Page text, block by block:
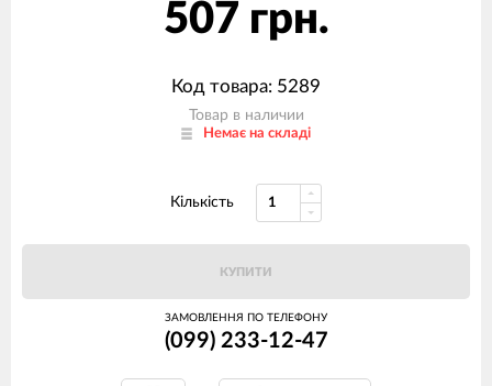
507 грн.
Код товара: 5289
Товар в наличии
Немає на складі
Кількість
КУПИТИ
ЗАМОВЛЕННЯ ПО ТЕЛЕФОНУ
(099) 233-12-47